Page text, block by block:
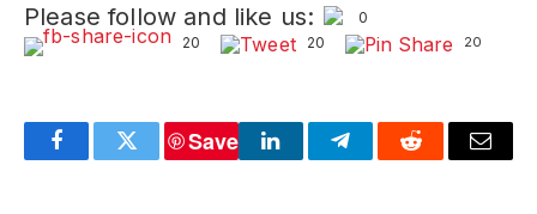
Please follow and like us:
0
20
20 20
FacebookTwitter
Save
LinkedInTelegramReddit Email